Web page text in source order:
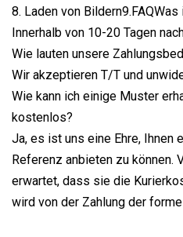
8. Laden von
Innerhalb von 10-20 Tagen
Wie lauten unsere
Wir akzeptieren T/T und
Wie kann ich einige Muster
kostenlos?
Ja, es ist uns eine Ehre,
Referenz anbieten zu können.
erwartet, dass sie die
wird von der Zahlung der